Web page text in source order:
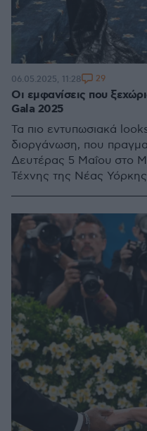
Οι εμφανίσεις που
Gala 2025
Τα πιο εντυπωσιακά
διοργάνωση, που
Δευτέρας 5 Μαΐου στο
Τέχνης της Νέας Υόρκης
06.05.2025, 11:28 29